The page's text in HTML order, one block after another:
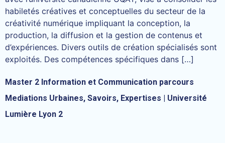
habiletés créatives et conceptuelles du secteur de la
créativité numérique impliquant la conception, la
production, la diffusion et la gestion de contenus et
d’expériences. Divers outils de création spécialisés sont
exploités. Des compétences spécifiques dans […]
Master 2 Information et Communication parcours
Mediations Urbaines, Savoirs, Expertises | Université
Lumière Lyon 2